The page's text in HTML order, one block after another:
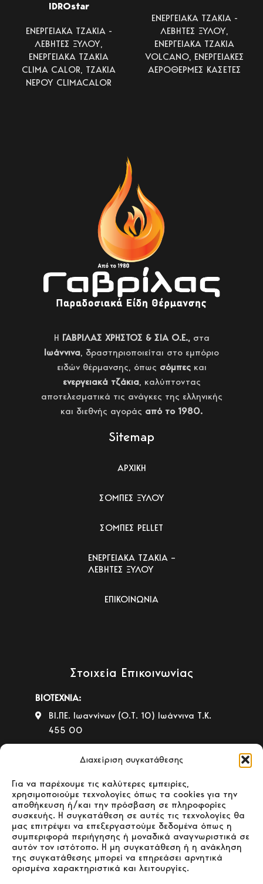
Διαχείριση συγκατάθεσης
Για να παρέχουμε τις καλύτερες εμπειρίες,
χρησιμοποιούμε τεχνολογίες όπως τα cookies για την
αποθήκευση ή/και την πρόσβαση σε πληροφορίες
συσκευής. Η συγκατάθεση σε αυτές τις τεχνολογίες θα
μας επιτρέψει να επεξεργαστούμε δεδομένα όπως η
συμπεριφορά περιήγησης ή μοναδικά αναγνωριστικά σε
αυτόν τον ιστότοπο. Η μη συγκατάθεση ή η ανάκληση
της συγκατάθεσης μπορεί να επηρεάσει αρνητικά
ορισμένα χαρακτηριστικά και λειτουργίες.
IDROstar
ΕΝΕΡΓΕΙΑΚΑ ΤΖΑΚΙΑ -
ΛΕΒΗΤΕΣ ΞΥΛΟΥ,
ΕΝΕΡΓΕΙΑΚΑ ΤΖΑΚΙΑ
CLIMA CALOR, ΤΖΑΚΙΑ
ΝΕΡΟΥ CLIMACALOR
ΕΝΕΡΓΕΙΑΚΑ ΤΖΑΚΙΑ -
ΛΕΒΗΤΕΣ ΞΥΛΟΥ,
ΕΝΕΡΓΕΙΑΚΑ ΤΖΑΚΙΑ
VOLCANO, ΕΝΕΡΓΕΙΑΚΕΣ
ΑΕΡΟΘΕΡΜΕΣ ΚΑΣΕΤΕΣ
H ΓΑΒΡΙΛΑΣ ΧΡΗΣΤΟΣ & ΣΙΑ Ο.Ε.,στα
Ιωάννινα, δραστηριοποιείται στο εμπόριο
ειδών θέρμανσης, όπως σόμπεςκαι
ενεργειακά τζάκια, καλύπτοντας
αποτελεσματικά τις ανάγκες της ελληνικής
και διεθνής αγοράς από το 1980.
Sitemap
ΑΡΧΙΚΗ
ΣΟΜΠΕΣ ΞΥΛΟΥ
ΣΟΜΠΕΣ PELLET
ΕΝΕΡΓΕΙΑΚΑ ΤΖΑΚΙΑ –
ΛΕΒΗΤΕΣ ΞΥΛΟΥ
ΕΠΙΚΟΙΝΩΝΙΑ
Στοιχεία Επικοινωνίας
ΒΙΟΤΕΧΝΙΑ:
ΒΙ.ΠΕ. Ιωαννίνων (Ο.Τ. 10) Ιωάννινα Τ.Κ.
455 00
ΚΑΤΑΣΤΗΜΑ ΠΩΛΗΣΗΣ:
4ο χλμ. Παλαιάς Ε.Ο. Ιωαννίνων –
Ηγουμενίτσας Ιωάννινα Τ.Κ. 455 00
+30 26510 30558
+30 26510 32765
E-mail:info@gavrilas-stoves.gr
Ωράριο:Δευτέρα - Τετάρτη -